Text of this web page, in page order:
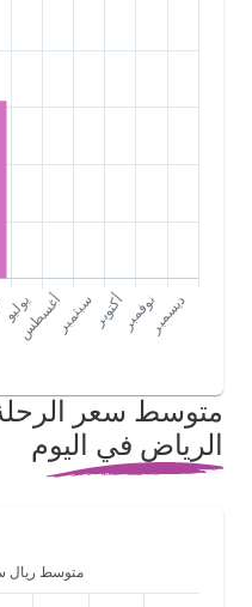
متوسط سعر
الرياض في اليوم